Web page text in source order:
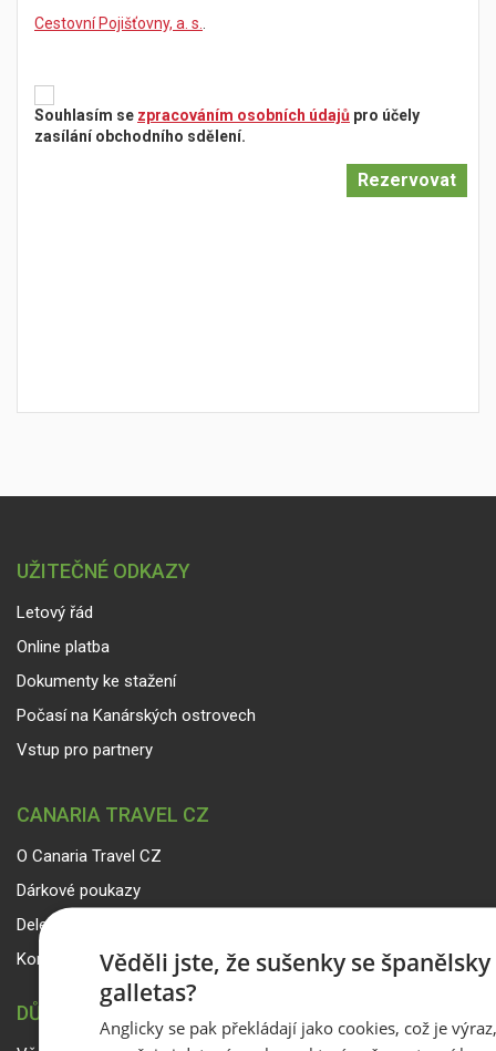
Cestovní Pojišťovny, a. s.
Souhlasím se zpracováním osobních údajů pro účely
zasílání obchodního sdělení.
UŽITEČNÉ ODKAZY
Letový řád
Online platba
Dokumenty ke stažení
Počasí na Kanárských ostrovech
Vstup pro partnery
CANARIA TRAVEL CZ
O Canaria Travel CZ
Dárkové poukazy
Delegáti
Kontakty
DŮLEŽITÉ INFORMACE
Věděli jste, že sušenky se
galletas?
Anglicky se pak překládají jako cookies, což je